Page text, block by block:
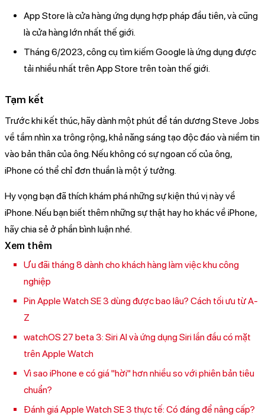
App Store là cửa hàng ứng dụng hợp pháp đầu tiên, và cũng
là cửa hàng lớn nhất thế giới.
Tháng 6/2023, công cụ tìm kiếm Google là ứng dụng được
tải nhiều nhất trên App Store trên toàn thế giới.
Tạm kết
Trước khi kết thúc, hãy dành một phút để tán dương Steve Jobs
về tầm nhìn xa trông rộng, khả năng sáng tạo độc đáo và niềm tin
vào bản thân của ông. Nếu không có sự ngoan cố của ông,
iPhone có thể chỉ đơn thuần là một ý tưởng.
Hy vọng bạn đã thích khám phá những sự kiện thú vị này về
iPhone. Nếu bạn biết thêm những sự thật hay ho khác về iPhone,
hãy chia sẻ ở phần bình luận nhé.
Xem thêm
Ưu đãi tháng 8 dành cho khách hàng làm việc khu công
nghiệp
Pin Apple Watch SE 3 dùng được bao lâu? Cách tối ưu từ A-
Z
watchOS 27 beta 3: Siri AI và ứng dụng Siri lần đầu có mặt
trên Apple Watch
Vì sao iPhone e có giá "hời" hơn nhiều so với phiên bản tiêu
chuẩn?
Đánh giá Apple Watch SE 3 thực tế: Có đáng để nâng cấp?